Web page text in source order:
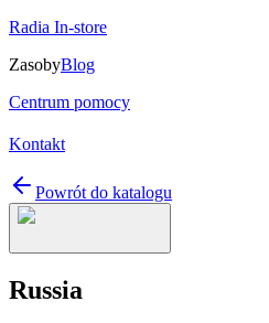
Radia In-store
ZasobyBlog
Centrum pomocy
Kontakt
Powrót do katalogu
Russia